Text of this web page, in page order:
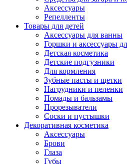
Аксессуары
Репелленты
Товары для детей
Аксессуары для ванны
Горшки и аксессуары
Детская косметика
Детские подгузники
Для кормления
Зубные пасты и щетки
Нагрудники и пеленки
Помады и бальзамы
Прорезыватели
Соски и пустышки
Декоративная косметика
Аксессуары
Брови
Глаза
Губы